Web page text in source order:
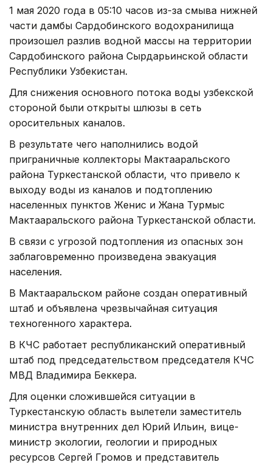
1 мая 2020 года в 05:10 часов из-за смыва нижней
части дамбы Сардобинского водохранилища
произошел разлив водной массы на территории
Сардобинского района Сырдарьинской области
Республики Узбекистан.
Для снижения основного потока воды узбекской
стороной были открыты шлюзы в сеть
оросительных каналов.
В результате чего наполнились водой
приграничные коллекторы Мактааральского
района Туркестанской области, что привело к
выходу воды из каналов и подтоплению
населенных пунктов Женис и Жана Турмыс
Мактааральского района Туркестанской области.
В связи с угрозой подтопления из опасных зон
заблаговременно произведена эвакуация
населения.
В Мактааральском районе создан оперативный
штаб и объявлена чрезвычайная ситуация
техногенного характера.
В КЧС работает республиканский оперативный
штаб под председательством председателя КЧС
МВД Владимира Беккера.
Для оценки сложившейся ситуации в
Туркестанскую область вылетели заместитель
министра внутренних дел Юрий Ильин, вице-
министр экологии, геологии и природных
ресурсов Сергей Громов и представитель